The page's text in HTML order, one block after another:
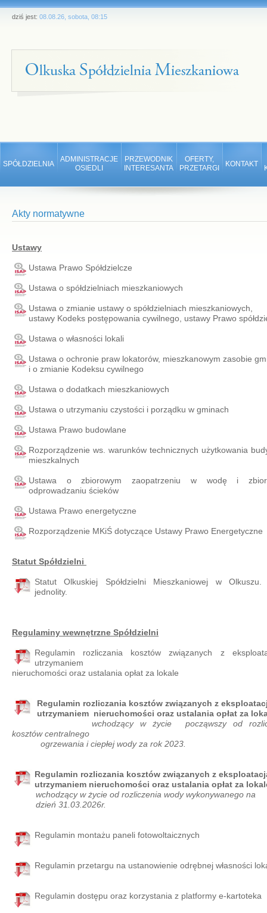
dziś jest: 08.08.26, sobota, 08:15
SPÓŁDZIELNIA
ADMINISTRACJE
OSIEDLI
PRZEWODNIK
INTERESANTA
OFERTY,
PRZETARGI
KONTAKT
Akty normatywne
Ustawy
Ustawa Prawo Spółdzielcze
Ustawa o spółdzielniach mieszkaniowych
Ustawa o zmianie ustawy o spółdzielniach mieszkaniowych,
ustawy Kodeks postępowania cywilnego, ustawy Prawo
Ustawa o własności lokali
Ustawa o ochronie praw lokatorów, mieszkanowym zasobie
i o zmianie Kodeksu cywilnego
Ustawa o dodatkach mieszkaniowych
Ustawa o utrzymaniu czystości i porządku w gminach
Ustawa Prawo budowlane
Rozporządzenie ws. warunków technicznych użytkowania
mieszkalnych
Ustawa o zbiorowym zaopatrzeniu w wodę i
odprowadzaniu ścieków
Ustawa Prawo energetyczne
Rozporządzenie MKiŚ dotyczące Ustawy Prawo Energetyczne
Statut Spółdzielni
Statut Olkuskiej Spółdzielni Mieszkaniowej w Olkuszu.
jednolity.
Regulaminy wewnętrzne Spółdzielni
Regulamin rozliczania kosztów związanych z
utrzymaniem
nieruchomości oraz ustalania opłat za lokale
Regulamin rozliczania kosztów związanych z
utrzymaniem nieruchomości oraz ustalania opłat za
wchodzący w życie począwszy od
kosztów centralnego
ogrzewania i ciepłej wody za rok 2023.
Regulamin rozliczania kosztów związanych z
utrzymaniem nieruchomości oraz ustalania opłat za
wchodzący w życie od rozliczenia wody wykonywanego na
dzień 31.03.2026r.
Regulamin montażu paneli fotowoltaicznych
Regulamin przetargu na ustanowienie odrębnej własności
Regulamin dostępu oraz korzystania z platformy e-kartoteka